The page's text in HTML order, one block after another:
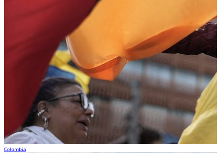
Colombia